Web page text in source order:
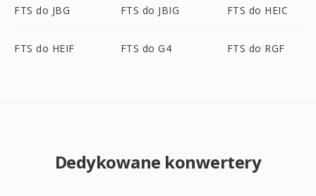
FTS do JBG FTS do JBIG FTS do HEIC
FTS do HEIF FTS do G4 FTS do RGF
Dedykowane konwertery